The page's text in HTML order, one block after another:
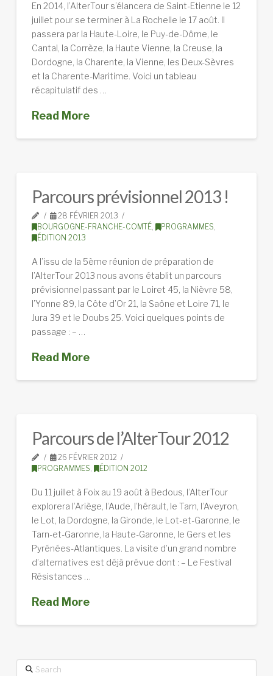
En 2014, l’AlterTour s’élancera de Saint-Etienne le 12
juillet pour se terminer à La Rochelle le 17 août. Il
passera par la Haute-Loire, le Puy-de-Dôme, le
Cantal, la Corrèze, la Haute Vienne, la Creuse, la
Dordogne, la Charente, la Vienne, les Deux-Sèvres
et la Charente-Maritime. Voici un tableau
récapitulatif des …
Read More
Parcours prévisionnel 2013 !
28 FÉVRIER 2013
BOURGOGNE-FRANCHE-COMTÉ, PROGRAMMES,
ÉDITION 2013
A l’issu de la 5ème réunion de préparation de
l’AlterTour 2013 nous avons établit un parcours
prévisionnel passant par le Loiret 45, la Nièvre 58,
l’Yonne 89, la Côte d’Or 21, la Saône et Loire 71, le
Jura 39 et le Doubs 25. Voici quelques points de
passage : – …
Read More
Parcours de l’AlterTour 2012
26 FÉVRIER 2012
PROGRAMMES, ÉDITION 2012
Du 11 juillet à Foix au 19 août à Bedous, l’AlterTour
explorera l’Ariège, l’Aude, l’hérault, le Tarn, l’Aveyron,
le Lot, la Dordogne, la Gironde, le Lot-et-Garonne, le
Tarn-et-Garonne, la Haute-Garonne, le Gers et les
Pyrénées-Atlantiques. La visite d’un grand nombre
d’alternatives est déjà prévue dont : – Le Festival
Résistances …
Read More
Search